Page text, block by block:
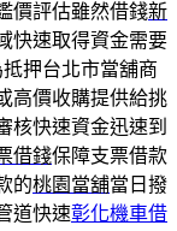
價評估雖然借錢新
快速取得資金需要
押台北市當舖商
高價收購提供給挑
核快速資金迅速到
借錢保障支票借款
的桃園當舖當日撥
道快速彰化機車借